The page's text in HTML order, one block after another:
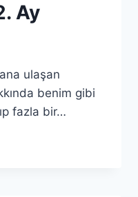
Ay
ulaşan
benim gibi
fazla bir…